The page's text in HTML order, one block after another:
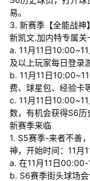
易。
3. 新赛季【全能战神
新凯文.加内特专属关
a. 11月11日
及以上玩家每日登录
b. 11月11日
费、球星包、经验卡
c. 11月11日
数，有机会获得S6历
新赛季来临
1. S5赛季-来者不善
神，开始时间：11月
a. 在11月11日00:00-
b. S6赛季街头球场会